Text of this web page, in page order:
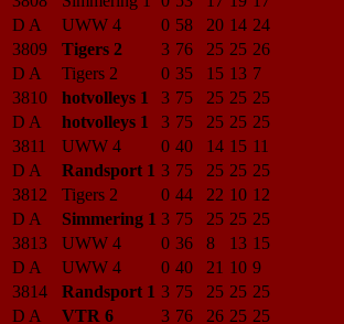
D A
UWW 4 0 58 20 14 24
3809
Tigers 2 3 76 25 25 26
D A
Tigers 2 0 35 15 13 7
3810
hotvolleys 1 3 75 25 25 25
D A
hotvolleys 1 3 75 25 25 25
3811
UWW 4 0 40 14 15 11
D A
Randsport 1 3 75 25 25 25
3812
Tigers 2 0 44 22 10 12
D A
Simmering 1 3 75 25 25 25
3813
UWW 4 0 36 8 13 15
D A
UWW 4 0 40 21 10 9
3814
Randsport 1 3 75 25 25 25
D A
VTR 6 3 76 26 25 25